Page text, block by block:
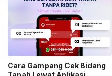
Cara Gampang Cek Bidang